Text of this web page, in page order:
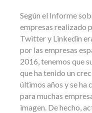
Según el Informe
empresas realizado
Twitter y Linkedin
por las empresas
2016, tenemos que
que ha tenido un
últimos años y se ha
para muchas
imagen. De hecho,